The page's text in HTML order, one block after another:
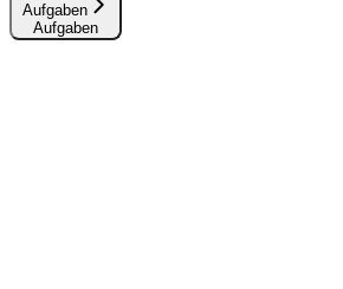
Aufgaben
Aufgaben